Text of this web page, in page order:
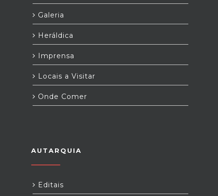
Galeria
Heráldica
Imprensa
Locais a Visitar
Onde Comer
AUTARQUIA
Editais